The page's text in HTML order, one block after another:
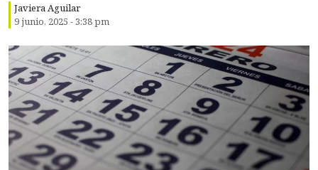
Javiera Aguilar
9 junio, 2025 - 3:38 pm